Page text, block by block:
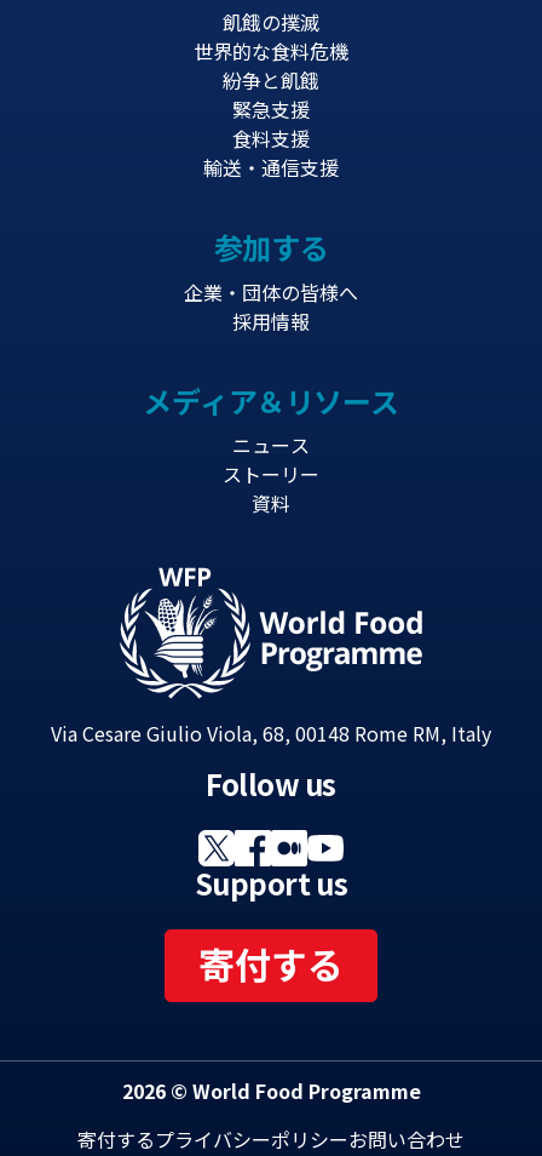
飢餓の撲滅
世界的な食料危機
紛争と飢餓
緊急支援
食料支援
輸送・通信支援
参加する
企業・団体の皆様へ
採用情報
メディア＆リソース
ニュース
ストーリー
資料
Via Cesare Giulio Viola, 68, 00148 Rome RM, Italy
Follow us
Support us
寄付する
2026 © World Food Programme
寄付するプライバシーポリシーお問い合わせ